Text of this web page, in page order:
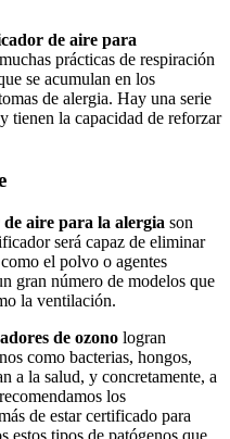
de aire para
prácticas de respiración
se acumulan en los
de alergia. Hay una serie
tienen la capacidad de reforzar
aire para la alergia son
será capaz de eliminar
el polvo o agentes
gran número de modelos que
la ventilación.
de ozono logran
como bacterias, hongos,
a la salud, y concretamente, a
recomendamos los
de estar certificado para
tipos de patógenos que